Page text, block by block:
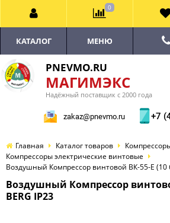
PNEVMO.RU
МАГИМЭКС
Надёжный поставщик с 2000 года
zakaz@pnevmo.ru +7
КАТАЛОГ МЕНЮ
Главная Каталог товаров
Компрессоры электрические винтовые
Воздушный Компрессор винтовой ВК-55-E (10
Воздушный Компрессор
BERG IP23
0